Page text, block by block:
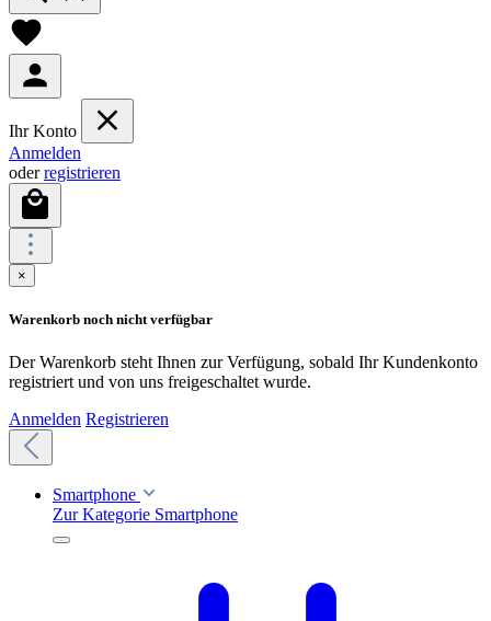
Ihr Konto
Anmelden
oderregistrieren
×
Warenkorb noch nicht verfügbar
Der Warenkorb steht Ihnen zur Verfügung, sobald Ihr Kundenkonto
registriert und von uns freigeschaltet wurde.
Anmelden Registrieren
Smartphone
Zur Kategorie Smartphone